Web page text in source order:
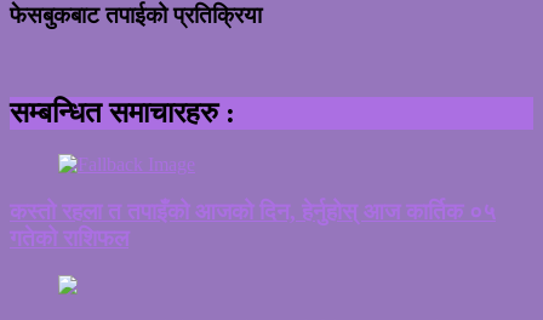
फेसबुकबाट तपाईको प्रतिक्रिया
सम्बन्धित समाचारहरु :
कस्तो रहला त तपाइँको आजको दिन, हेर्नुहोस् आज कार्तिक ०५
गतेको राशिफल